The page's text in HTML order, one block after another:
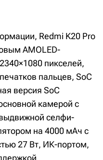
Redmi K20 Pro
AMOLED-
пикселей,
пальцев, SoC
версия SoC
камерой с
селфи-
на 4000 мАч с
27 Вт, ИК-портом,